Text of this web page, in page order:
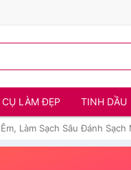
CỤ LÀM ĐẸP TINH DẦU
Làm Sạch Sâu Đánh